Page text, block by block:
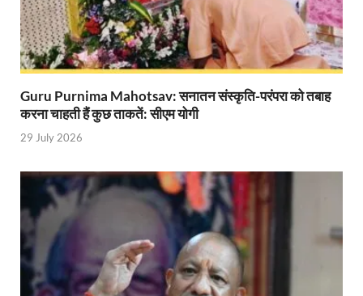
Katra Banihal Special Train: कटरा – बनिहाल के
Aerial Survey: सीएम योगी के निर्देश पर उप मुख्यमंत्री व
Ancient Manuscripts: वैश्विक मंच तक पहुंचेगा भारतीय
Big Blueprint for Bastar: बस्तर के लिए बड़ा ब्लूप्रिंट:
Women E Rickshaw Pilots: यूपी में तैयार हो रही
Mann Ki Baat: प्रधानमंत्री नरेंद्र मोदी ने देशवासियों
Jewar International Airport: यूपी में विकास अब घोषणा
UP Anganwadi: मुख्यमंत्री योगी आदित्यनाथ को
Guru Purnima Mahotsav: सनातन संस्कृति-परंपरा को तबाह
करना चाहती हैं कुछ ताकतें: सीएम योगी
29 July 2026